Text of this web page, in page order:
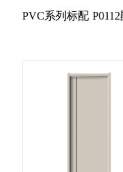
PVC系列标配